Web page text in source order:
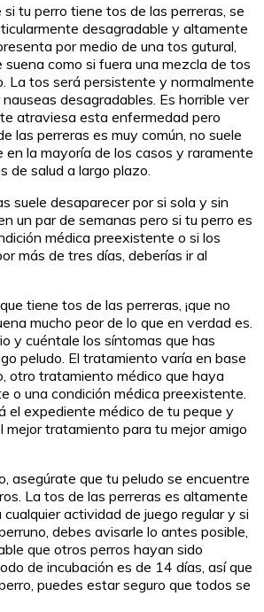
tu perro tiene tos de las perreras, se
desagradable y altamente
por medio de una tos gutural,
como si fuera una mezcla de tos
La tos será persistente y normalmente
desagradables. Es horrible ver
atraviesa esta enfermedad pero
las perreras es muy común, no suele
en la mayoría de los casos y raramente
de salud a largo plazo.
suele desaparecer por si sola y sin
un par de semanas pero si tu perro es
médica preexistente o si los
más de tres días, deberías ir al
tiene tos de las perreras, ¡que no
mucho peor de lo que en verdad es.
y cuéntale los síntomas que has
peludo. El tratamiento varía en base
otro tratamiento médico que haya
o una condición médica preexistente.
el expediente médico de tu peque y
mejor tratamiento para tu mejor amigo
asegúrate que tu peludo se encuentre
La tos de las perreras es altamente
actividad de juego regular y si
debes avisarle lo antes posible,
que otros perros hayan sido
de incubación es de 14 días, así que
puedes estar seguro que todos se